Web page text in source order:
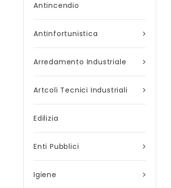
Antincendio
Antinfortunistica
Arredamento Industriale
Artcoli Tecnici Industriali
Edilizia
Enti Pubblici
Igiene